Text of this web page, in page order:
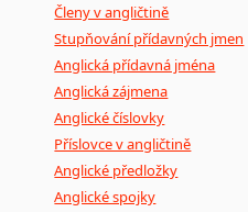
Členy v angličtině
Stupňování přídavných jmen
Anglická přídavná jména
Anglická zájmena
Anglické číslovky
Příslovce v angličtině
Anglické předložky
Anglické spojky